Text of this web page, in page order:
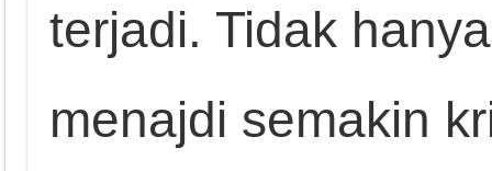
terjadi. Tidak
menajdi semakin